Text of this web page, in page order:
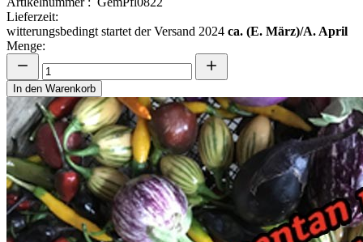
Lieferzeit:
witterungsbedingt startet der Versand 2024 ca. (E. März)/A. April
Menge:
In den Warenkorb